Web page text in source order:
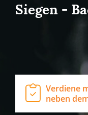
Siegen -
Verdiene
neben